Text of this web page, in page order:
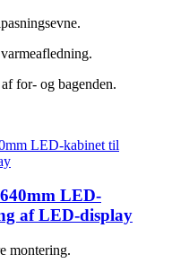
for- og bagenden.
LED-
af LED-display
montering.